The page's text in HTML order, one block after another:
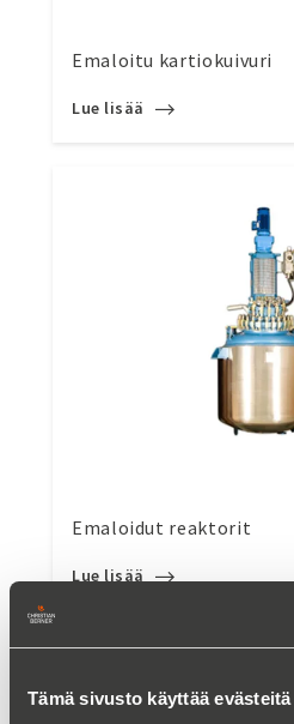
Tämä sivusto käyttää evästeitä
Emaloitu kartiokuivuri
Lue lisää
Emaloidut reaktorit
Lue lisää